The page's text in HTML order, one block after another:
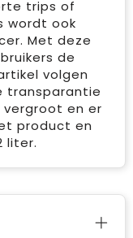
trips of
wordt ook
Met deze
de
volgen
transparantie
en er
product en
liter.